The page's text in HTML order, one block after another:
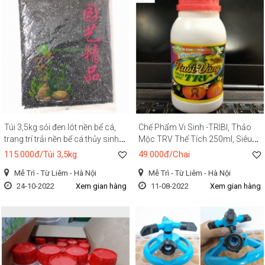
Túi 3,5kg sỏi đen lót nền bể cá,
trang trí trải nền bể cá thủy sinh,
trang trí sân vườn, trang trí chậu
115.000đ/Túi 3,5kg
Mễ Trì - Từ Liêm - Hà Nội
24-10-2022
Xem gian hàng
Chế Phẩm Vi Sinh -TRIBI, Thảo
Mộc TRV Thể Tích 250ml, Siêu
Đậm Đặc Ruồi Vàng, Săn Ruồi
49.000đ/Chai
Mễ Trì - Từ Liêm - Hà Nội
11-08-2022
Xem gian hàng